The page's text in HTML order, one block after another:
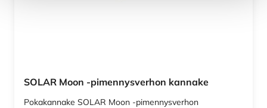
SOLAR Moon -pimennysverhon kannake
Pokakannake SOLAR Moon -pimennysverhon